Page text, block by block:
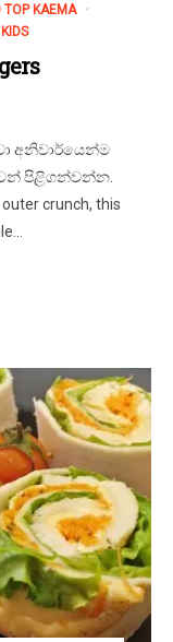
KAEMA
අනිවාර්යෙන්ම
පිළිගන්වන්න.
crunch, this